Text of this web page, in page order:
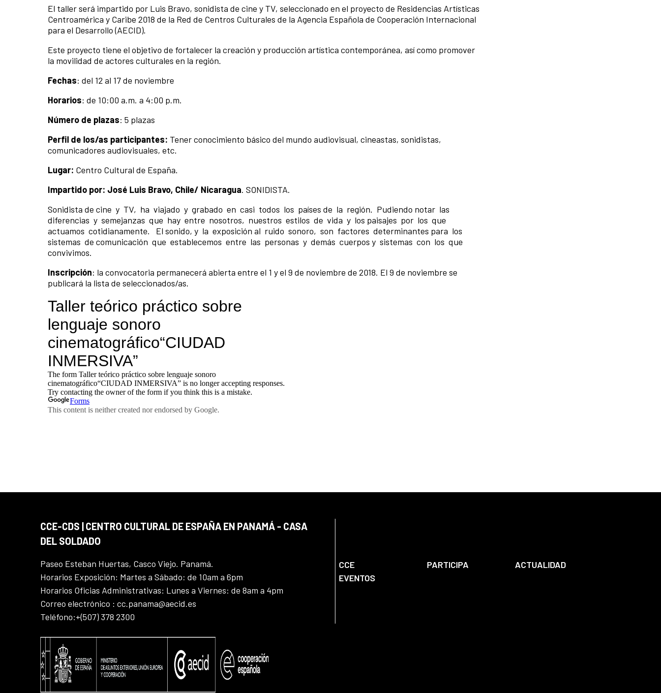
El taller será impartido por Luis Bravo, sonidista de cine y TV, seleccionado en el proyecto de Residencias Artísticas
Centroamérica y Caribe 2018 de la Red de Centros Culturales de la Agencia Española de Cooperación Internacional
para el Desarrollo (AECID).
Este proyecto tiene el objetivo de fortalecer la creación y producción artística contemporánea, así como promover
la movilidad de actores culturales en la región.
Fechas: del 12 al 17 de noviembre
Horarios: de 10:00 a.m. a 4:00 p.m.
Número de plazas: 5 plazas
Perfil de los/as participantes: Tener conocimiento básico del mundo audiovisual, cineastas, sonidistas,
comunicadores audiovisuales, etc.
Lugar: Centro Cultural de España.
Impartido por: José Luis Bravo, Chile/ Nicaragua. SONIDISTA.
Sonidista de cine y TV, ha viajado y grabado en casi todos los países de la región. Pudiendo notar las
diferencias y semejanzas que hay entre nosotros, nuestros estilos de vida y los paisajes por los que
actuamos cotidianamente. El sonido, y la exposición al ruido sonoro, son factores determinantes para los
sistemas de comunicación que establecemos entre las personas y demás cuerpos y sistemas con los que
convivimos.
Inscripción: la convocatoria permanecerá abierta entre el 1 y el 9 de noviembre de 2018. El 9 de noviembre se
publicará la lista de seleccionados/as.
CCE-CDS | CENTRO CULTURAL DE ESPAÑA EN PANAMÁ - CASA
DEL SOLDADO
Paseo Esteban Huertas, Casco Viejo. Panamá.
Horarios Exposición: Martes a Sábado: de 10am a 6pm
Horarios Oficias Administrativas: Lunes a Viernes: de 8am a 4pm
Correo electrónico : cc.panama@aecid.es
Teléfono:+(507) 378 2300
CCE PARTICIPA
ACTUALIDAD
EVENTOS